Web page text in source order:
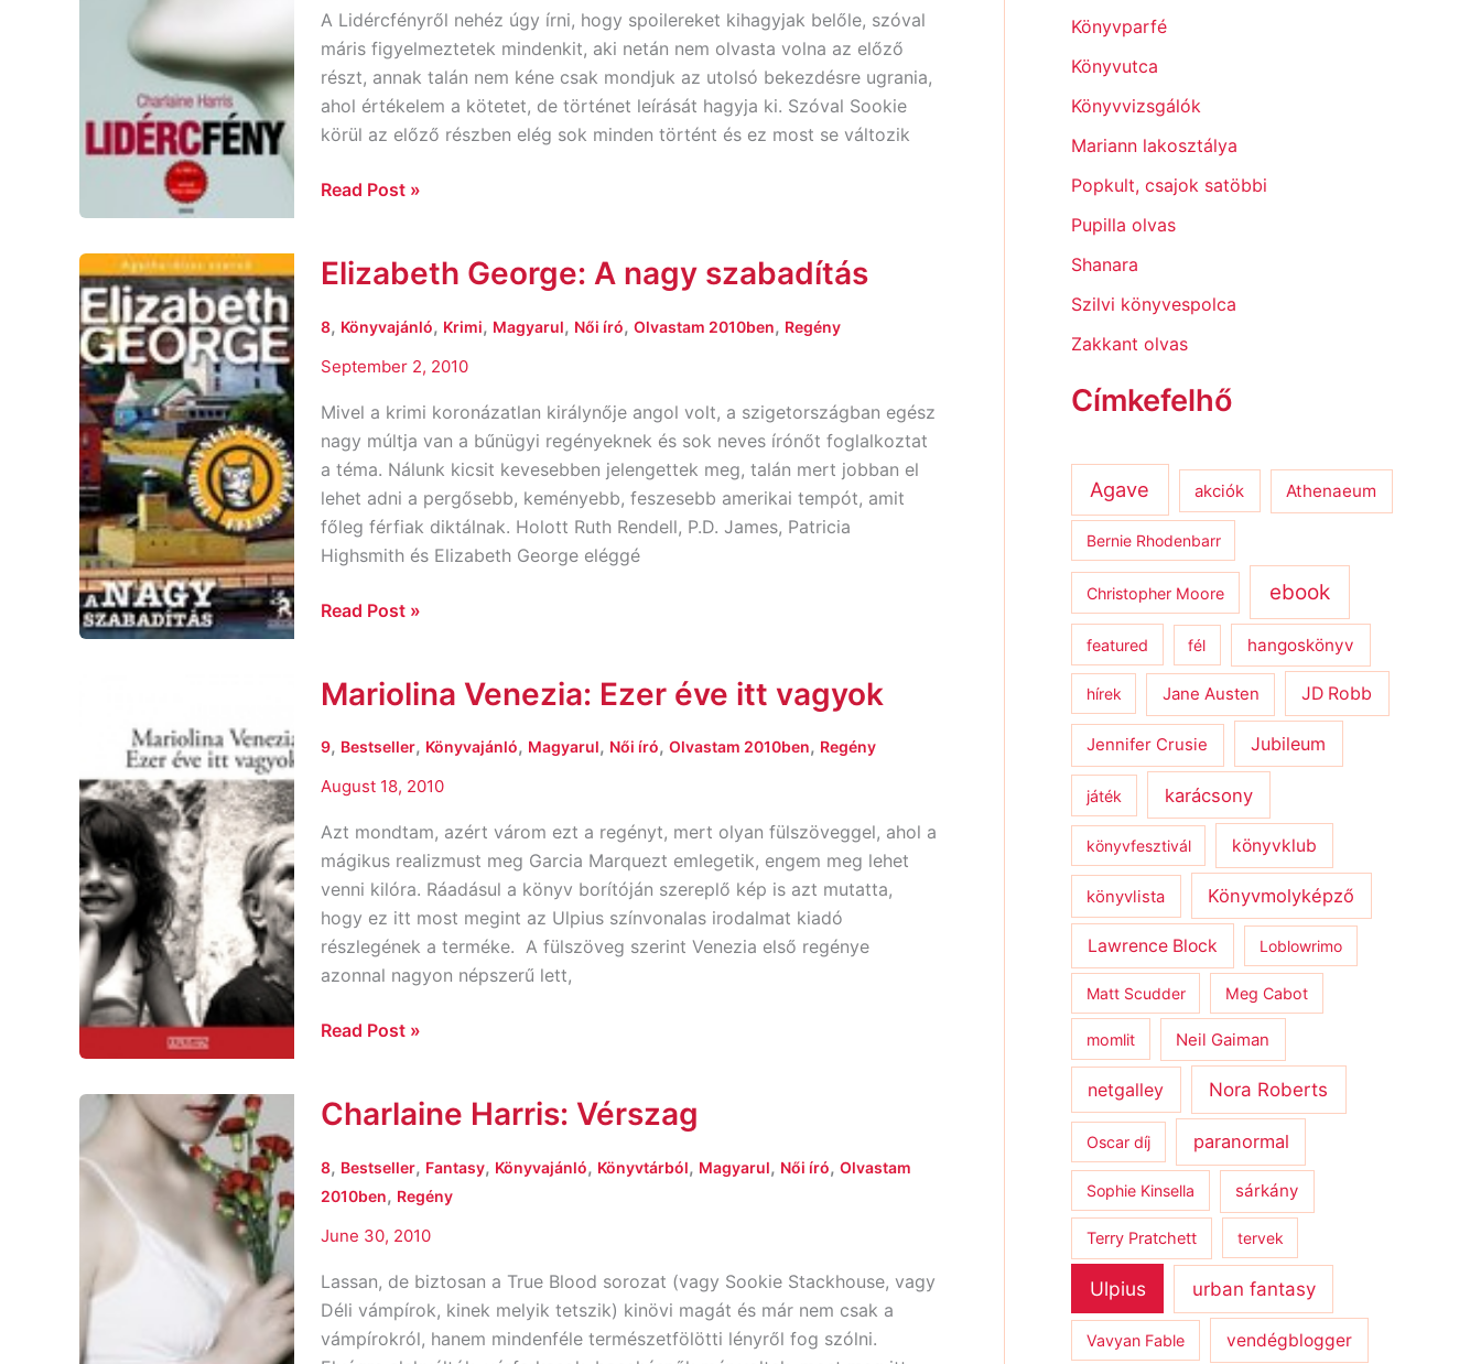
A Lidércfényről nehéz úgy írni, hogy spoilereket kihagyjak belőle, szóval
máris figyelmeztetek mindenkit, aki netán nem olvasta volna az előző
részt, annak talán nem kéne csak mondjuk az utolsó bekezdésre ugrania,
ahol értékelem a kötetet, de történet leírását hagyja ki. Szóval Sookie
körül az előző részben elég sok minden történt és ez most se változik
Read Post »
Elizabeth George: A nagy szabadítás
8, Könyvajánló, Krimi, Magyarul, Női író, Olvastam 2010ben, Regény
September 2, 2010
Mivel a krimi koronázatlan királynője angol volt, a szigetországban egész
nagy múltja van a bűnügyi regényeknek és sok neves írónőt foglalkoztat
a téma. Nálunk kicsit kevesebben jelengettek meg, talán mert jobban el
lehet adni a pergősebb, keményebb, feszesebb amerikai tempót, amit
főleg férfiak diktálnak. Holott Ruth Rendell, P.D. James, Patricia
Highsmith és Elizabeth George eléggé
Elizabeth
A
szabadítás
Read Post »
Mariolina Venezia: Ezer éve itt vagyok
9, Bestseller, Könyvajánló, Magyarul, Női író, Olvastam 2010ben, Regény
August 18, 2010
Azt mondtam, azért várom ezt a regényt, mert olyan fülszöveggel, ahol a
mágikus realizmust meg Garcia Marquezt emlegetik, engem meg lehet
venni kilóra. Ráadásul a könyv borítóján szereplő kép is azt mutatta,
hogy ez itt most megint az Ulpius színvonalas irodalmat kiadó
részlegének a terméke. A fülszöveg szerint Venezia első regénye
azonnal nagyon népszerű lett,
Mariolina
Ezer
vagyok
Read Post »
Charlaine Harris: Vérszag
8, Bestseller, Fantasy, Könyvajánló, Könyvtárból, Magyarul, Női író, Olvastam
2010ben, Regény
June 30, 2010
Lassan, de biztosan a True Blood sorozat (vagy Sookie Stackhouse, vagy
Déli vámpírok, kinek melyik tetszik) kinövi magát és már nem csak a
vámpírokról, hanem mindenféle természetfölötti lényről fog szólni.
Charlaine
Vérszag
Könyvparfé
Könyvutca
Könyvvizsgálók
Mariann lakosztálya
Popkult, csajok satöbbi
Pupilla olvas
Shanara
Szilvi könyvespolca
Zakkant olvas
Címkefelhő
Agave akciók Athenaeum
Bernie Rhodenbarr
Christopher Moore ebook
featured fél hangoskönyv
hírek Jane Austen JD Robb
Jennifer Crusie Jubileum
játék karácsony
könyvfesztivál könyvklub
könyvlista Könyvmolyképző
Lawrence Block Loblowrimo
Matt Scudder Meg Cabot
momlit Neil Gaiman
netgalley Nora Roberts
Oscar díj paranormal
Sophie Kinsella sárkány
Terry Pratchett tervek
Ulpius urban fantasy
Vavyan Fable vendégblogger